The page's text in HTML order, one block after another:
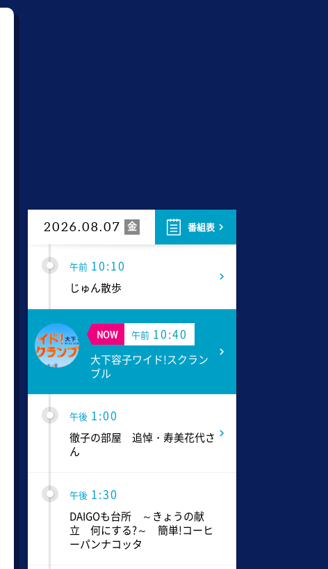
2026.08.07 金 番組表
こそ気をつけたい腰痛!ぎっく
り腰の予防&対策
午前 10:10
じゅん散歩
NOW 午前 10:40
大下容子ワイド!スクラン
ブル
午後 1:00
徹子の部屋 追悼・寿美花代さ
ん
午後 1:30
DAIGOも台所 ～きょうの献
立 何にする?～ 簡単!コーヒ
ーパンナコッタ